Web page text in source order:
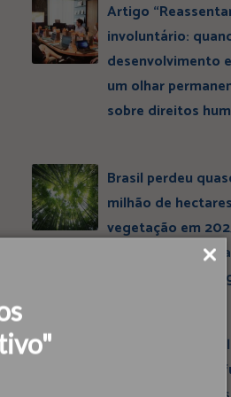
Artigo
involuntário:
desenvolvimento
um olhar
sobre direitos
Brasil perdeu
milhão de
vegetação em
que conservar a
continua sendo
Entrevista
liderança projeta